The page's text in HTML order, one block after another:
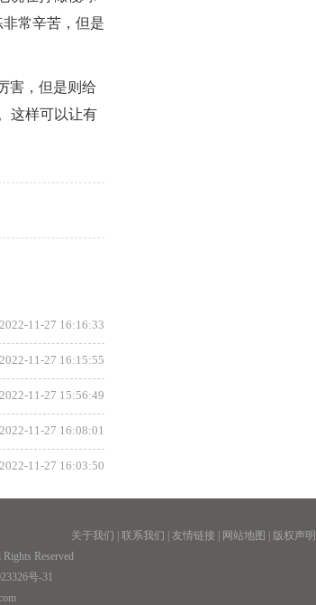
常辛苦，但是
害，但是则给
这样可以让有
2022-11-27 16:16:33
2022-11-27 16:15:55
2022-11-27 15:56:49
2022-11-27 16:08:01
2022-11-27 16:03:50
2022-11-27 15:48:18
2022-11-27 15:55:11
2022-11-27 15:50:34
关于我们 | 联系我们 | 友情链接 | 网站地图 | 版权声明
Reserved
号-31